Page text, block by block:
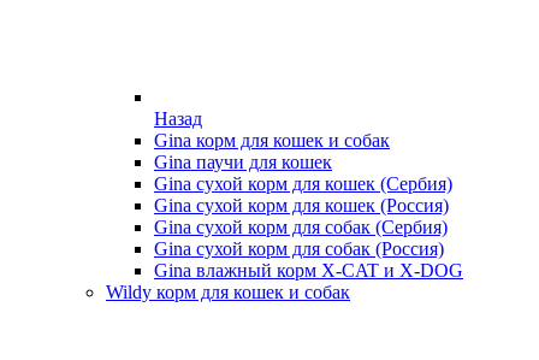
Назад
Gina корм для кошек и собак
Gina паучи для кошек
Gina сухой корм для кошек (Сербия)
Gina сухой корм для кошек (Россия)
Gina сухой корм для собак (Сербия)
Gina сухой корм для собак (Россия)
Gina влажный корм X-CAT и X-DOG
Wildy корм для кошек и собак